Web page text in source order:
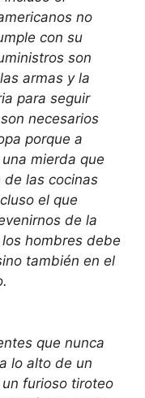
no
con su
son
armas y la
para seguir
necesarios
porque a
mierda que
las cocinas
el que
de la
hombres debe
también en el
que nunca
lo alto de un
furioso tiroteo